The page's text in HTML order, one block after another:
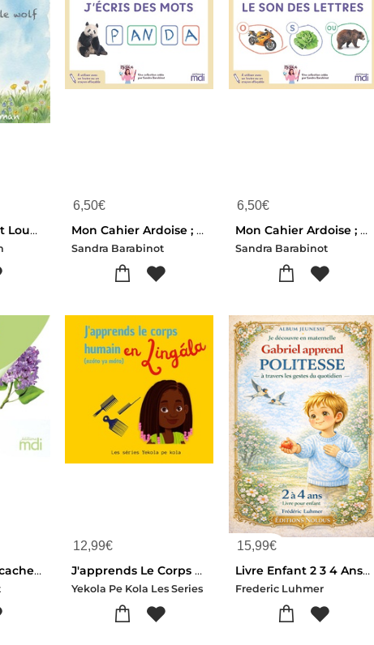
Ti'garou Le Petit Loup : Ti'garou The Little Wolf
6,50€
Mon Cahier Ardoise ; Ms-gs ; J'ecris Des Mots
Sandra Barabinot
6,50€
Mon Cahier Ardoise ; Ms-gs ; Le Son Des Lettres
Sandra Barabinot
Lecture Cache-cache : Le Printemps
12,99€
J'apprends Le Corps Humain En Lingala : Nzoto Ya Moto
Yekola Pe Kola Les Series
15,99€
Livre Enfant 2 3 4 Ans Je Decouvre En Maternelle : Gabriel Apprend La Politesse A Travers Les Gestes Du Quotidien
Frederic Luhmer